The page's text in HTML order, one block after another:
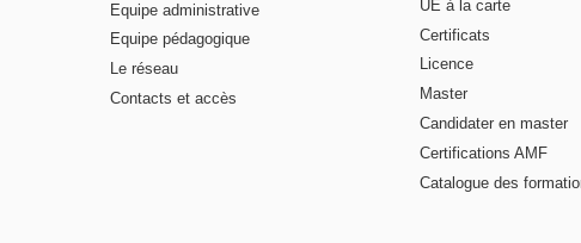
Equipe administrative
Equipe pédagogique
Le réseau
Contacts et accès
UE à la carte
Certificats
Licence
Master
Candidater en master
Certifications AMF
Catalogue des